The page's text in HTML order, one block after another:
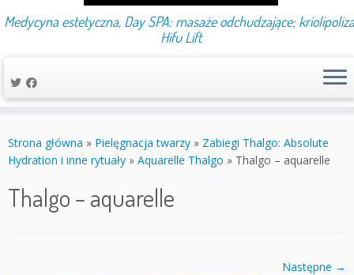
do
treści
Medycyna estetyczna, Day SPA: masaże odchudzające;
Hifu Lift
Strona główna » Pielęgnacja twarzy » Zabiegi Thalgo: Absolute
Hydration i inne rytuały » Aquarelle Thalgo » Thalgo – aquarelle
Thalgo – aquarelle
Następne →